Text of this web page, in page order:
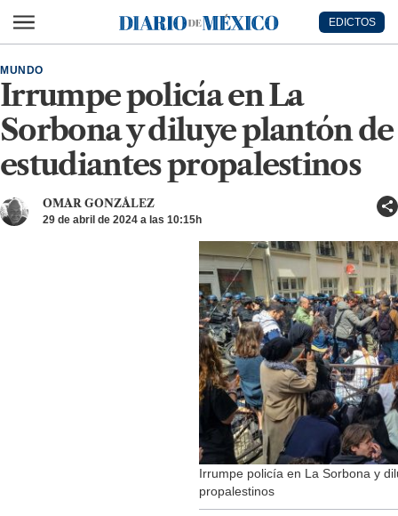
Diario de México
EDICTOS
Irrumpe policía en La
Sorbona y diluye plantón de
estudiantes propalestinos
MUNDO
OMAR GONZÁLEZ
29 de abril de 2024 a las 10:15h
Irrumpe policía en La Sorbona y
propalestinos